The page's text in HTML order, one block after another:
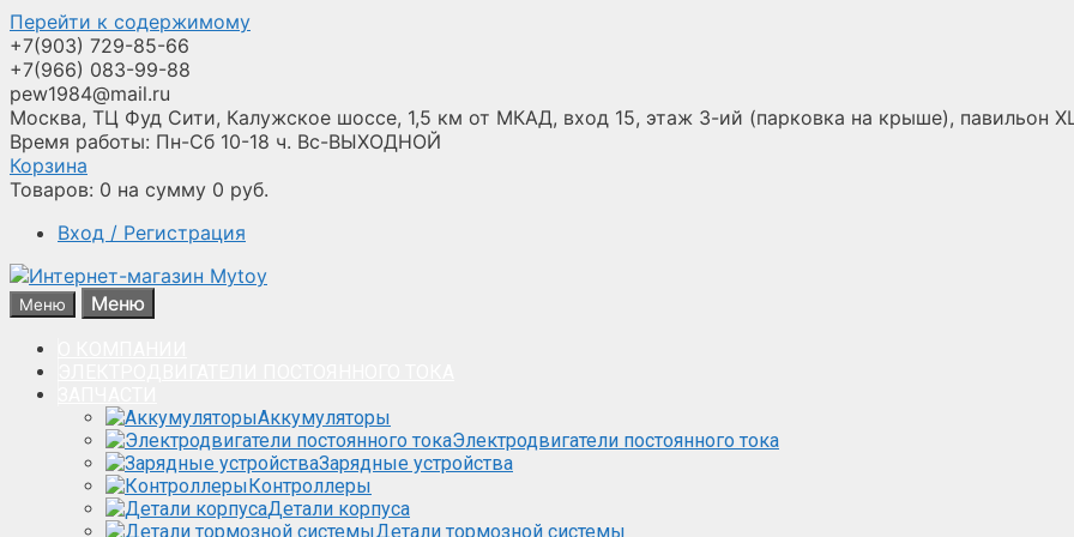
Перейти к содержимому
+7(903) 729-85-66
+7(966) 083-99-88
pew1984@mail.ru
Москва, ТЦ Фуд Сити, Калужское шоссе, 1,5 км от МКАД, вход 15, этаж 3-ий (парковка на крыше), павильон
Время работы: Пн-Сб 10-18 ч. Вс-ВЫХОДНОЙ
Корзина
Товаров: 0 на сумму 0 руб.
Вход / Регистрация
Меню Меню
Аккумуляторы
Электродвигатели постоянного тока
Зарядные устройства
Контроллеры
Детали корпуса
Детали тормозной системы